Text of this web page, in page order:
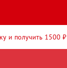
и получить 1500 ₽